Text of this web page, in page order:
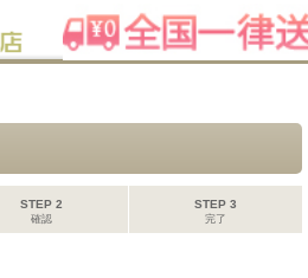
STEP 2
確認
STEP 3
完了